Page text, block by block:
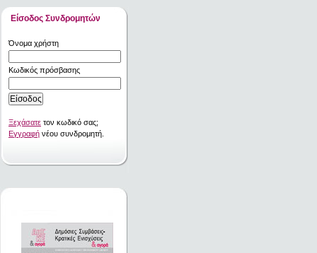
Είσοδος Συνδρομητών
Όνομα χρήστη
Κωδικός πρόσβασης
Ξεχάσατε τον κωδικό σας;
Εγγραφή νέου συνδρομητή.